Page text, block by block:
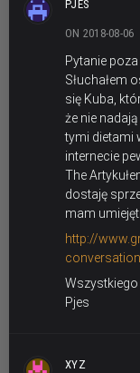
PJES
ON 2018-08-06
Pytanie
Słuchałem
się Kuba,
że nie
tymi dietami
internecie
The
dostaję
mam
http://
Pjes
XYZ